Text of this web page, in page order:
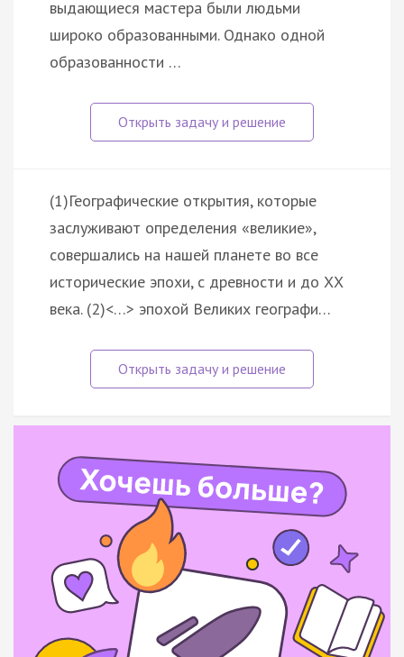
выдающиеся мастера были людьми
широко образованными. Однако одной
образованности …
(1)Географические открытия, которые
заслуживают определения «великие»,
совершались на нашей планете во все
исторические эпохи, с древности и до ХХ
века. (2)<…> эпохой Великих географи…